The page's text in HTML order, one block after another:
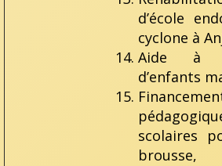
d’école
cyclone à
Aide à
d’enfants
scolaires
brousse,